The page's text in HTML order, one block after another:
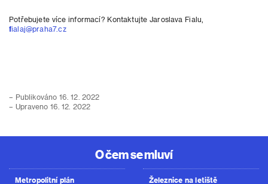
Potřebujete více informací? Kontaktujte Jaroslava Fialu,
fialaj@praha7.cz
– Publikováno 16. 12. 2022
– Upraveno 16. 12. 2022
O čem se mluví
Metropolitní plán Železnice na letiště